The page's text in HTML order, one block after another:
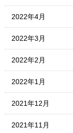
2022年4月
2022年3月
2022年2月
2022年1月
2021年12月
2021年11月